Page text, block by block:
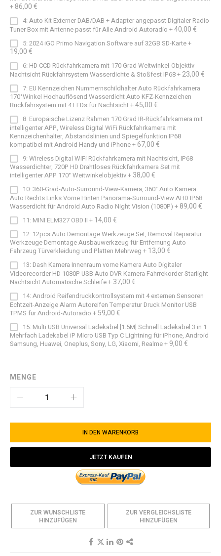
+ 86,00 €
4: Auto Kit Externer DAB/DAB + Adapter angepasst Digitaler Radio
Tuner Box mit Antenne passt für Alle Android Autoradio +40,00 €
5: 2024 iGO Primo Navigation Software auf 32GB SD-Karte+
19,00 €
6: HD CCD Rückfahrkamera mit 170 Grad Weitwinkel-Objektiv
Nachtsicht Rückfahrsystem Wasserdichte & Stoßfest IP68+23,00 €
7: EU Kennzeichen Nummernschildhalter Auto Rückfahrkamera
170°Winkel Hochauflösend Wasserdicht Auto KFZ-Kennzeichen
Rückfahrsystem mit 4 LEDs für Nachtsicht+45,00 €
8: Europäische Lizenz Rahmen 170 Grad IR-Rückfahrkamera mit
intelligenter APP, Wireless Digital WiFi Rückfahrkamera mit
Kennzeichenhalter, Abstandslinien und Spiegelfunktion IP68
kompatibel mit Android Handy und iPhone+67,00 €
9: Wireless Digital WiFi Rückfahrkamera mit Nachtsicht, IP68
Wasserdichter, 720P HD Drahtloses Rückfahrkamera Set mit
intelligenter APP 170° Weitwinkelobjektiv+ 38,00 €
10: 360-Grad-Auto-Surround-View-Kamera, 360° Auto Kamera
Auto Rechts Links Vorne Hinten Panorama-Surround-View AHD IP68
Wasserdicht für Android Auto Radio Night Vision (1080P) + 89,00 €
11: MINI ELM327 OBD II + 14,00 €
12: 12pcs Auto Demontage Werkzeuge Set, Removal Reparatur
Werkzeuge Demontage Ausbauwerkzeug für Entfernung Auto
Fahrzeug Türverkleidung und Platten Mehrweg + 13,00 €
13: Dash Kamera Innenraum vorne Kamera Auto Digitaler
Videorecorder HD 1080P USB Auto DVR Kamera Fahrrekorder Starlight
Nachtsicht Automatische Schleife+ 37,00 €
14: Android Reifendruckkontrollsystem mit 4 externen Sensoren
Echtzeit-Anzeige Alarm Autoreifen Temperatur Druck Monitor USB
TPMS für Android-Autoradio + 59,00 €
15: Multi USB Universal Ladekabel [1.5M] Schnell Ladekabel 3 in 1
Mehrfach Ladekabel iP Micro USB Typ C Lightning für iPhone, Android
Samsung, Huawei, Oneplus, Sony, LG, Xiaomi, Realme+ 9,00 €
MENGE
IN DEN WARENKORB
JETZT KAUFEN
ZUR WUNSCHLISTE
HINZUFÜGEN
ZUR VERGLEICHSLISTE
HINZUFÜGEN